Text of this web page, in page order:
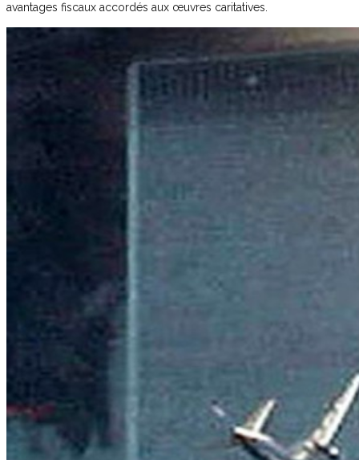
avantages fiscaux accordés aux œuvres caritatives.